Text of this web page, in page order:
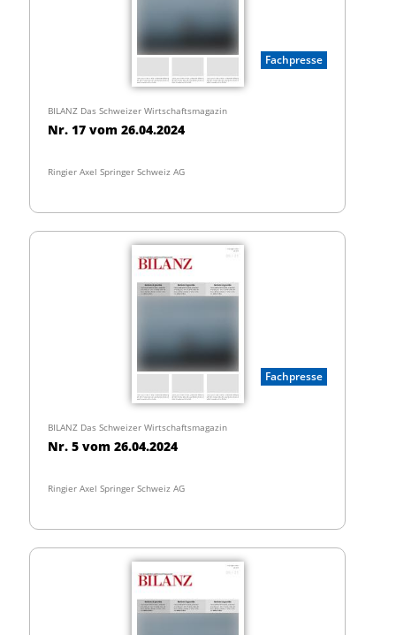
Fachpresse
BILANZ Das Schweizer Wirtschaftsmagazin
Nr. 17 vom 26.04.2024
Ringier Axel Springer Schweiz AG
Fachpresse
BILANZ Das Schweizer Wirtschaftsmagazin
Nr. 5 vom 26.04.2024
Ringier Axel Springer Schweiz AG